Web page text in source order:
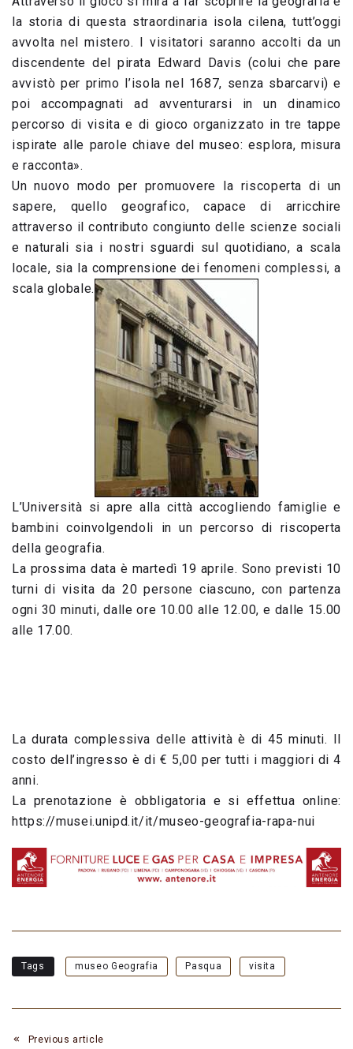
la storia di questa straordinaria isola cilena, tutt’oggi
avvolta nel mistero. I visitatori saranno accolti da un
discendente del pirata Edward Davis (colui che pare
avvistò per primo l’isola nel 1687, senza sbarcarvi) e
poi accompagnati ad avventurarsi in un dinamico
percorso di visita e di gioco organizzato in tre tappe
ispirate alle parole chiave del museo: esplora, misura
e racconta».
Un nuovo modo per promuovere la riscoperta di un
sapere, quello geografico, capace di arricchire
attraverso il contributo congiunto delle scienze sociali
e naturali sia i nostri sguardi sul quotidiano, a scala
locale, sia la comprensione dei fenomeni complessi, a
scala globale.
L’Università si apre alla città accogliendo famiglie e
bambini coinvolgendoli in un percorso di riscoperta
della geografia.
La prossima data è martedì 19 aprile. Sono previsti 10
turni di visita da 20 persone ciascuno, con partenza
ogni 30 minuti, dalle ore 10.00 alle 12.00, e dalle 15.00
alle 17.00.
La durata complessiva delle attività è di 45 minuti. Il
costo dell’ingresso è di € 5,00 per tutti i maggiori di 4
anni.
La prenotazione è obbligatoria e si effettua online:
https://musei.unipd.it/it/museo-geografia-rapa-nui
Tags museo Geografia Pasqua visita
Previous article